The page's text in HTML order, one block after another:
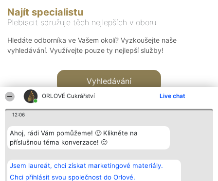
ORLOVÉ Cukrářství Live chat
12:06
Ahoj, rádi Vám pomůžeme! 🙂 Klikněte na
příslušnou téma konverzace! 🙂
Jsem laureát, chci získat marketingové materiály.
Chci přihlásit svou společnost do Orlové.
Najít specialistu
Plebiscit sdružuje těch nejlepších v oboru
Hledáte odborníka ve Vašem okolí? Vyzkoušejte naše
vyhledávání. Využívejte pouze ty nejlepší služby!
Vyhledávání
Bright Side Solutions sp. z o.
o. sp. k.
ul. Ruska 22
Vítězové
Seznam všech
laureátů
Kontakt